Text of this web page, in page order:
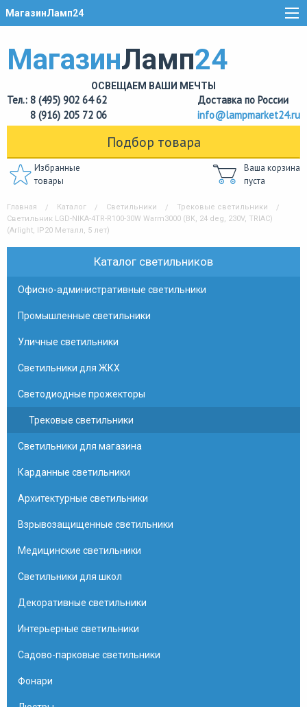
МагазинЛамп24
МагазинЛамп24
ОСВЕЩАЕМ ВАШИ МЕЧТЫ
Тел.: 8 (495) 902 64 62
8 (916) 205 72 06
Доставка по России
info@lampmarket24.ru
Подбор товара
Избранные
товары
Ваша корзина
пуста
Главная Каталог Светильники
Трековые светильники
Светильник LGD-NIKA-4TR-R100-30W Warm3000 (BK, 24 deg, 230V, TRIAC)
(Arlight, IP20 Металл, 5 лет)
Каталог светильников
Офисно-административные светильники
Промышленные светильники
Уличные светильники
Светильники для ЖКХ
Светодиодные прожекторы
Трековые светильники
Светильники для магазина
Карданные светильники
Архитектурные светильники
Взрывозащищенные светильники
Медицинские светильники
Светильники для школ
Декоративные светильники
Интерьерные светильники
Садово-парковые светильники
Фонари